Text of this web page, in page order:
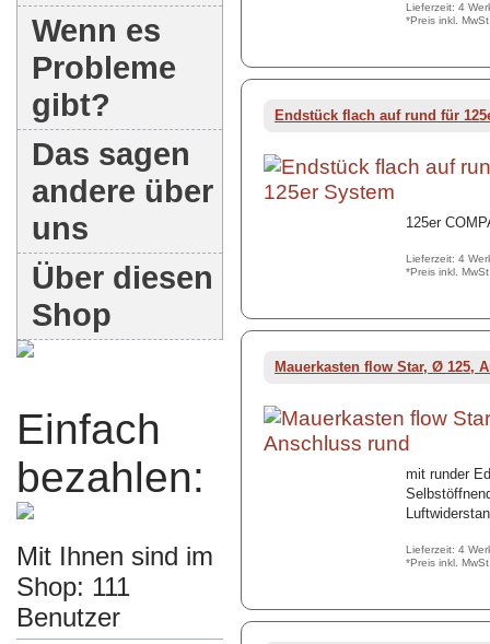
Wenn es
Probleme
gibt?
Das sagen
andere über
uns
Über diesen
Shop
Einfach
bezahlen:
Mit Ihnen sind im
Shop: 111
Benutzer
Lieferzeit: 4
*Preis inkl.
Endstück flach auf rund für
125er
Lieferzeit: 4
*Preis inkl.
Mauerkasten flow Star, Ø 125,
mit runder
Lieferzeit: 4
*Preis inkl.